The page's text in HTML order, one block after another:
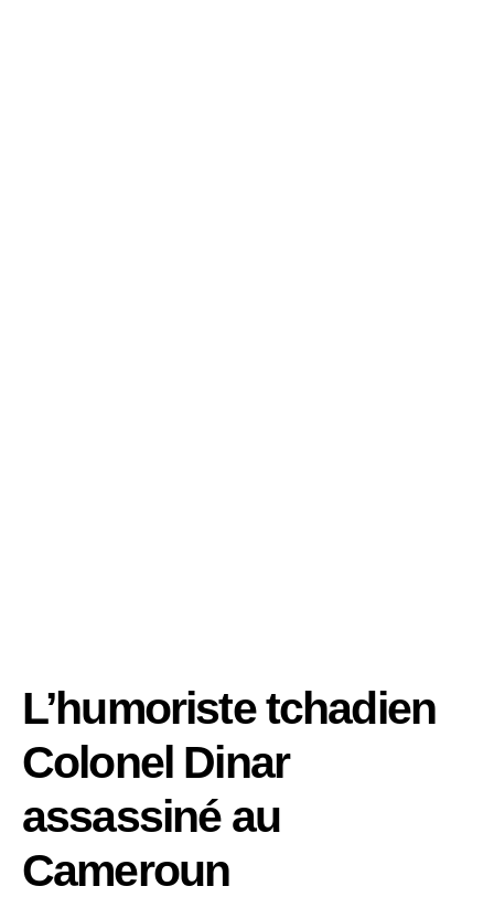
L’humoriste tchadien
Colonel Dinar
assassiné au
Cameroun